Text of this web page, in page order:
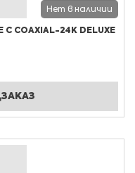
Нет в наличии
COAXIAL-24K DELUXE